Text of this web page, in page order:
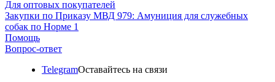
Для оптовых покупателей
Закупки по Приказу МВД 979: Амуниция для служебных
собак по Норме 1
Помощь
Вопрос-ответ
TelegramОставайтесь на связи